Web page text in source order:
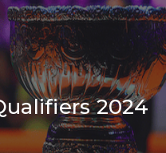
2024